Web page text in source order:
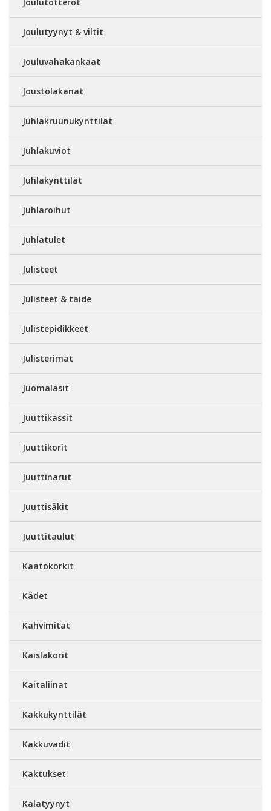
Joulutyynyt & viltit
Jouluvahakankaat
Joustolakanat
Juhlakruunukynttilät
Juhlakuviot
Juhlakynttilät
Juhlaroihut
Juhlatulet
Julisteet
Julisteet & taide
Julistepidikkeet
Julisterimat
Juomalasit
Juuttikassit
Juuttikorit
Juuttinarut
Juuttisäkit
Juuttitaulut
Kaatokorkit
Kädet
Kahvimitat
Kaislakorit
Kaitaliinat
Kakkukynttilät
Kakkuvadit
Kaktukset
Kalatyynyt